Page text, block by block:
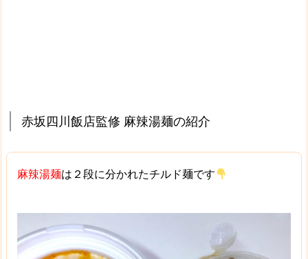
赤坂四川飯店監修 麻辣湯麺の紹介
麻辣湯麺は２段に分かれたチルド麺です